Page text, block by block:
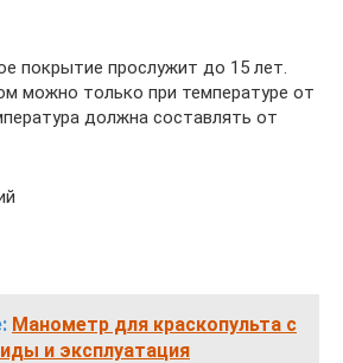
покрытие прослужит до 15 лет.
можно только при температуре от
должна составлять от
Манометр для краскопульта с
и эксплуатация